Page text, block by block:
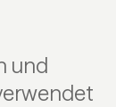
und